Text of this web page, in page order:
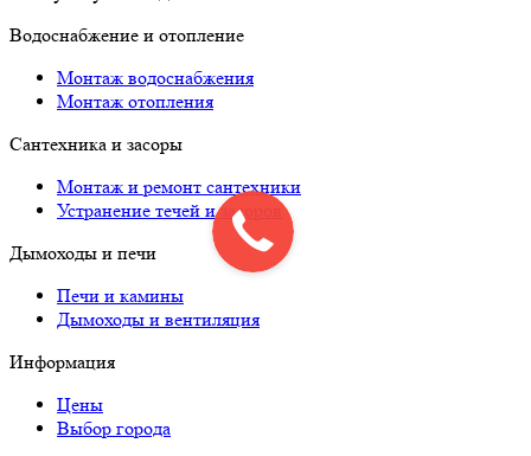
Водоснабжение и отопление
Монтаж водоснабжения
Монтаж отопления
Сантехника и засоры
Монтаж и ремонт сантехники
Устранение течей и засоров
Дымоходы и печи
Печи и камины
Дымоходы и вентиляция
Информация
Цены
Выбор города